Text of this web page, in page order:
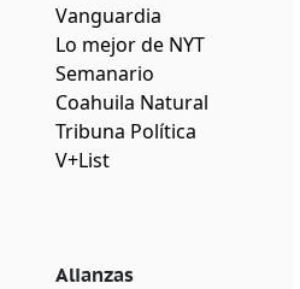
Vanguardia
Lo mejor de NYT
Semanario
Coahuila Natural
Tribuna Política
V+List
Alianzas